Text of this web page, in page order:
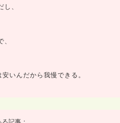
、
いんだから我慢できる。